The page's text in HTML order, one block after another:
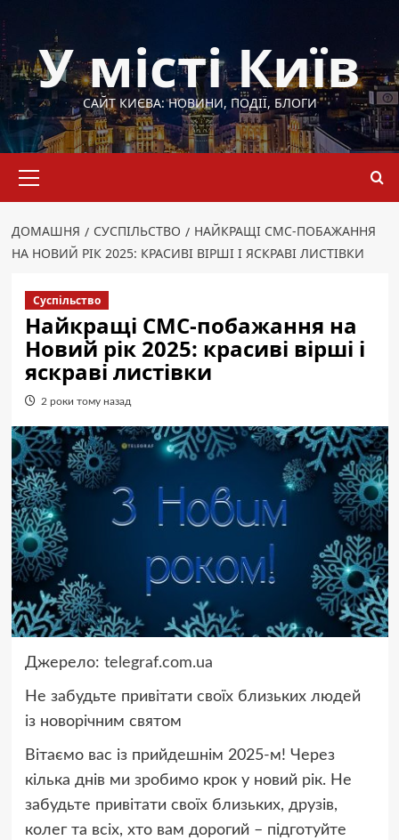
до
вмістуУ місті Київ
САЙТ КИЄВА: НОВИНИ, ПОДІЇ, БЛОГИ
меню
ДОМАШНЯ СУСПІЛЬСТВО
НАЙКРАЩІ СМС-ПОБАЖАННЯ
НА НОВИЙ РІК 2025: КРАСИВІ ВІРШІ І ЯСКРАВІ ЛИСТІВКИ
Суспільство
Найкращі СМС-побажання на
Новий рік 2025: красиві вірші і
яскраві листівки
2 роки тому назад
Джерело: telegraf.com.ua
Не забудьте привітати своїх близьких людей
із новорічним святом
Вітаємо вас із прийдешнім 2025-м! Через
кілька днів ми зробимо крок у новий рік. Не
забудьте привітати своїх близьких, друзів,
колег та всіх, хто вам дорогий – підготуйте